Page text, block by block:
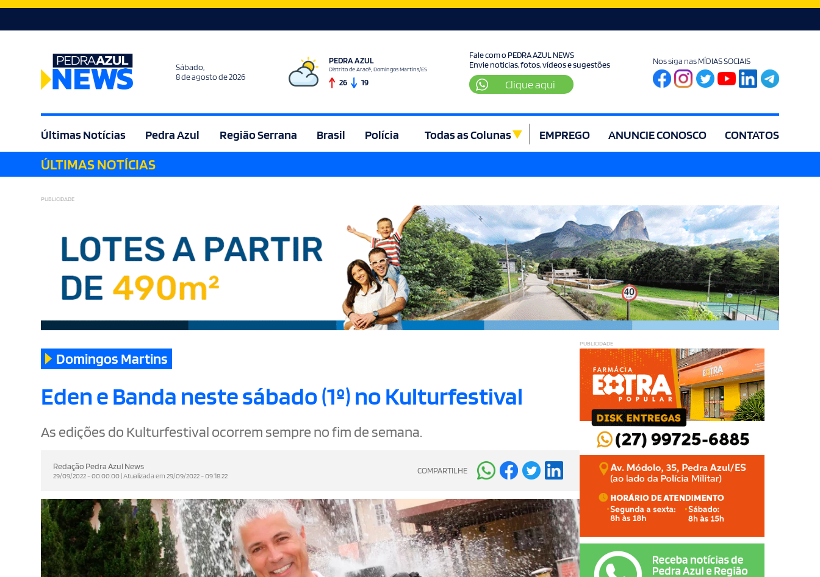
Sábado,
8 de agosto de 2026
PEDRA AZUL
Distrito de Aracê, Domingos Martins/ES
26 19
Fale com o PEDRA AZUL NEWS
Envie noticias, fotos, vídeos e sugestões
Clique aqui
Nos siga nas MÍDIAS SOCIAIS
Últimas Notícias Pedra Azul Região Serrana Brasil Polícia Todas as Colunas
Agricultura
EMPREGO ANUNCIE CONOSCO CONTATOS
ÚLTIMAS NOTÍCIAS
PUBLICIDADE
Domingos Martins
Eden e Banda neste sábado (1º) no Kulturfestival
As edições do Kulturfestival ocorrem sempre no fim de semana.
Redação Pedra Azul News
29/09/2022 - 00:00:00 | Atualizada em 29/09/2022 - 09:18:22 COMPARTILHE
PUBLICIDADE